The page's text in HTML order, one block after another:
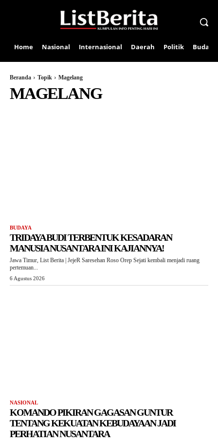
Home Nasional Internasional Daerah Politik Budaya
Beranda Topik Magelang
MAGELANG
BUDAYA
TRIDAYA BUDI TERBENTUK KESADARAN
MANUSIA NUSANTARA INI KAJIANNYA!
Jawa Timur, List Berita | JejeR Saresehan Roso Orep Sejati kembali menjadi ruang
pertemuan...
6 Agustus 2026
NASIONAL
KOMANDO PIKIRAN GAGASAN GUNTUR
TENTANG KEKUATAN KEBUDAYAAN JADI
PERHATIAN NUSANTARA